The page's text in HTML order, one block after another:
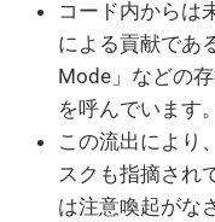
コード内からは
による貢献であ
Mode」などの
を呼んでいます。
この流出により
スクも指摘され
は注意喚起がな